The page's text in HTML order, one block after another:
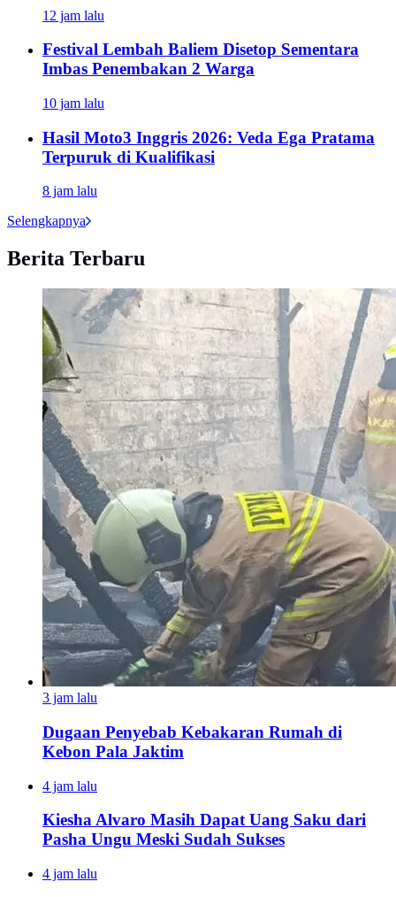
12 jam lalu
Festival Lembah Baliem Disetop Sementara
Imbas Penembakan 2 Warga
10 jam lalu
Hasil Moto3 Inggris 2026: Veda Ega Pratama
Terpuruk di Kualifikasi
8 jam lalu
Selengkapnya
Berita Terbaru
3 jam lalu
Dugaan Penyebab Kebakaran Rumah di
Kebon Pala Jaktim
4 jam lalu
Kiesha Alvaro Masih Dapat Uang Saku dari
Pasha Ungu Meski Sudah Sukses
4 jam lalu